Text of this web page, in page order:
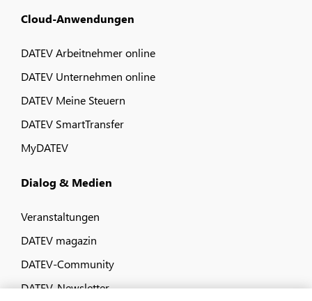
Cloud-Anwendungen
DATEV Arbeitnehmer online
DATEV Unternehmen online
DATEV Meine Steuern
DATEV SmartTransfer
MyDATEV
Dialog & Medien
Veranstaltungen
DATEV magazin
DATEV-Community
DATEV-Newsletter